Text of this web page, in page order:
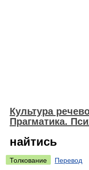
Культура
Прагматика.
найтись
Толкование
Перевод